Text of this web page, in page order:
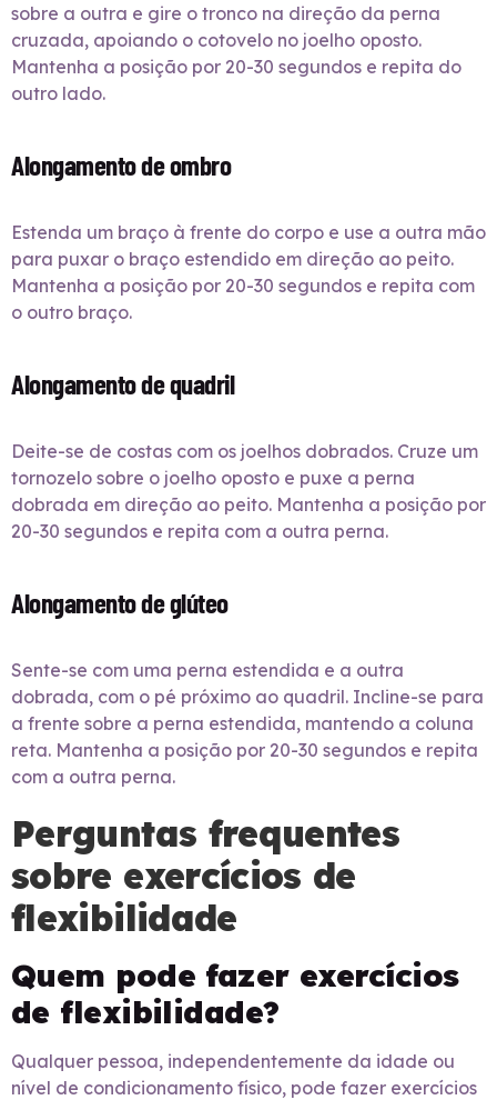
sobre a outra e gire o tronco na direção da perna
cruzada, apoiando o cotovelo no joelho oposto.
Mantenha a posição por 20-30 segundos e repita do
outro lado.
Alongamento de ombro
Estenda um braço à frente do corpo e use a outra mão
para puxar o braço estendido em direção ao peito.
Mantenha a posição por 20-30 segundos e repita com
o outro braço.
Alongamento de quadril
Deite-se de costas com os joelhos dobrados. Cruze um
tornozelo sobre o joelho oposto e puxe a perna
dobrada em direção ao peito. Mantenha a posição por
20-30 segundos e repita com a outra perna.
Alongamento de glúteo
Sente-se com uma perna estendida e a outra
dobrada, com o pé próximo ao quadril. Incline-se para
a frente sobre a perna estendida, mantendo a coluna
reta. Mantenha a posição por 20-30 segundos e repita
com a outra perna.
Perguntas frequentes
sobre exercícios de
flexibilidade
Quem pode fazer exercícios
de flexibilidade?
Qualquer pessoa, independentemente da idade ou
nível de condicionamento físico, pode fazer exercícios